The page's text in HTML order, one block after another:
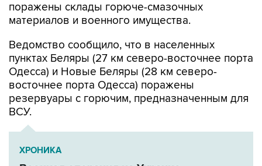
поражены склады горюче-смазочных
материалов и военного имущества.
Ведомство сообщило, что в населенных
пунктах Беляры (27 км северо-восточнее порта
Одесса) и Новые Беляры (28 км северо-
восточнее порта Одесса) поражены
резервуары с горючим, предназначенным для
ВСУ.
ХРОНИКА